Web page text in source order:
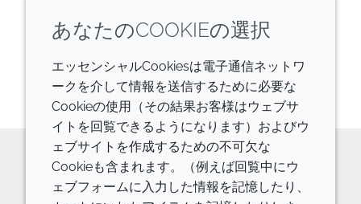
4の4を表示しています
原料の詳細やご相談などはお気軽に
あなたのCOOKIEの選択
エッセンシャルCookiesは電子通信ネットワ
ークを介して情報を送信するために必要な
Cookieの使用（その結果お客様はウェブサ
イトを回覧できるようになります）およびウ
ェブサイトを作成するための不可欠な
Cookieも含まれます。（例えば回覧中にウ
ェブフォームに入力した情報を記憶したり、